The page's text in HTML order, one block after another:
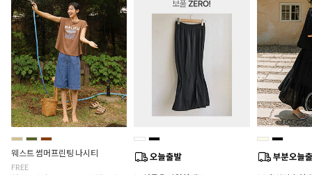
웨스트 썸머프린팅 나시티
FREE